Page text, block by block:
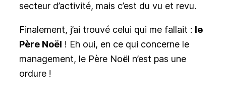
secteur d’activité, mais c’est du vu et revu.
Finalement, j’ai trouvé celui qui me fallait : le
Père Noël ! Eh oui, en ce qui concerne le
management, le Père Noël n’est pas une
ordure !